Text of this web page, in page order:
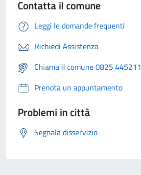
Contatta il comune
Leggi le domande frequenti
Richiedi Assistenza
Chiama il comune 0825 445211
Prenota un appuntamento
Problemi in città
Segnala disservizio